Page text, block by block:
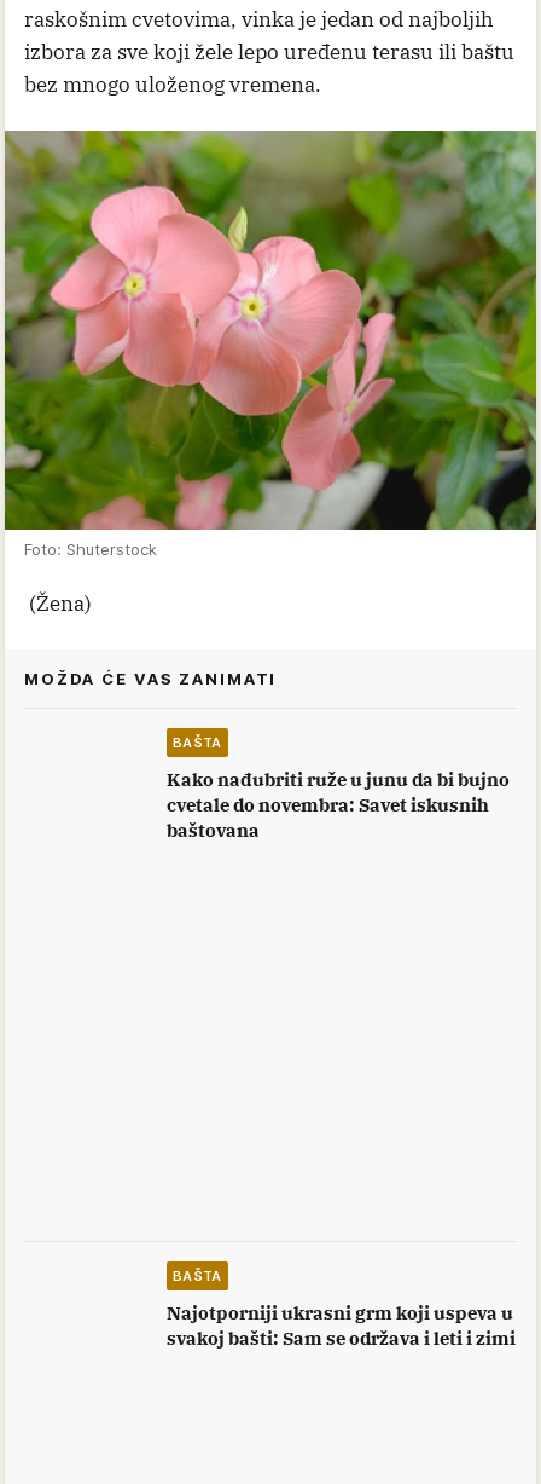
raskošnim cvetovima, vinka je jedan od najboljih
izbora za sve koji žele lepo uređenu terasu ili baštu
bez mnogo uloženog vremena.
Foto: Shuterstock
(Žena)
MOŽDA ĆE VAS ZANIMATI
BAŠTA
Kako nađubriti ruže u junu da bi bujno
cvetale do novembra: Savet iskusnih
baštovana
BAŠTA
Najotporniji ukrasni grm koji uspeva u
svakoj bašti: Sam se održava i leti i zimi